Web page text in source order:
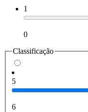
1
0
Classificação
5
6